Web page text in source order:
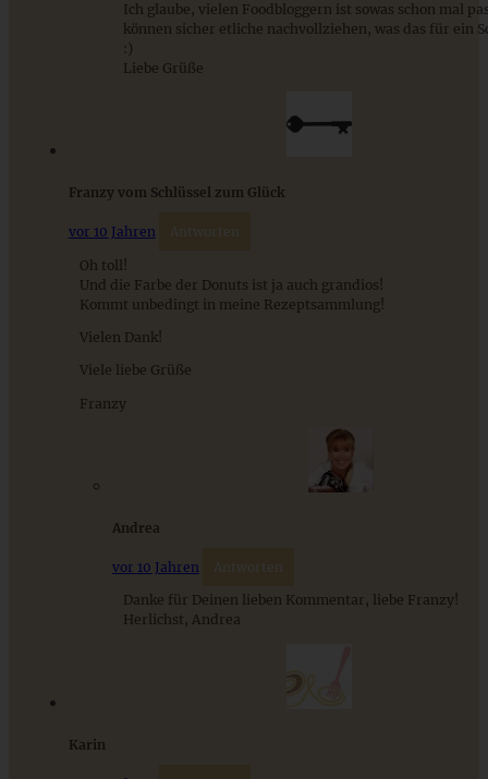
Kürbis Donuts mit Frischkäse-Füllung
ZUM BEITRAG
Stracciatella-Quarkcreme mit Kirschgrütze - einfaches
Dessert im Glas
Ich glaube, vielen Foodbloggern ist sowas schon mal
können sicher etliche nachvollziehen, was das für ein
:)
Liebe Grüße
Franzy vom Schlüssel zum Glück
vor 10 Jahren Antworten
Oh toll!
Und die Farbe der Donuts ist ja auch grandios!
Kommt unbedingt in meine Rezeptsammlung!
Vielen Dank!
Viele liebe Grüße
Franzy
Andrea
vor 10 Jahren Antworten
Danke für Deinen lieben Kommentar, liebe Franzy!
Herlichst, Andrea
Karin